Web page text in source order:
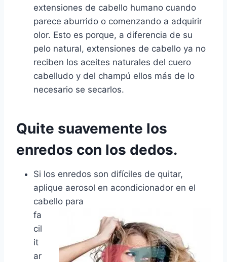
extensiones de cabello humano cuando
parece aburrido o comenzando a adquirir
olor. Esto es porque, a diferencia de su
pelo natural, extensiones de cabello ya no
reciben los aceites naturales del cuero
cabelludo y del champú ellos más de lo
necesario se secarlos.
Quite suavemente los
enredos con los dedos.
Si los enredos son difíciles de quitar,
aplique aerosol en acondicionador en el
cabello para
fa
cil
it
ar